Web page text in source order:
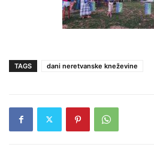
TAGS dani neretvanske kneževine